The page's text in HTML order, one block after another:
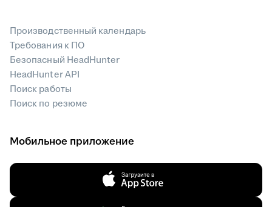
Производственный календарь
Требования к ПО
Безопасный HeadHunter
HeadHunter API
Поиск работы
Поиск по резюме
Мобильное приложение